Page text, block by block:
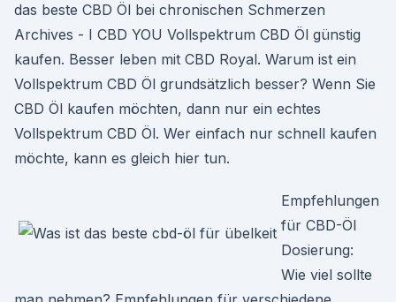
das beste CBD Öl bei chronischen Schmerzen
Archives - I CBD YOU Vollspektrum CBD Öl günstig
kaufen. Besser leben mit CBD Royal. Warum ist ein
Vollspektrum CBD Öl grundsätzlich besser? Wenn Sie
CBD Öl kaufen möchten, dann nur ein echtes
Vollspektrum CBD Öl. Wer einfach nur schnell kaufen
möchte, kann es gleich hier tun.
Empfehlungen
für CBD-Öl
Dosierung:
Wie viel sollte